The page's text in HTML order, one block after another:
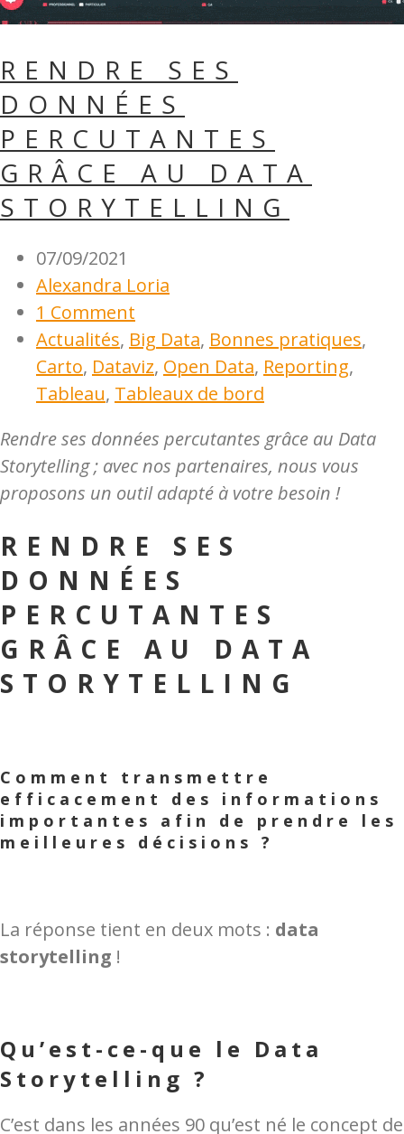
RENDRE SES
DONNÉES
PERCUTANTES
GRÂCE AU DATA
STORYTELLING
07/09/2021
Alexandra Loria
1 Comment
Actualités, Big Data, Bonnes pratiques,
Carto, Dataviz, Open Data, Reporting,
Tableau, Tableaux de bord
Rendre ses données percutantes grâce au Data
Storytelling ; avec nos partenaires, nous vous
proposons un outil adapté à votre besoin !
RENDRE SES
DONNÉES
PERCUTANTES
GRÂCE AU DATA
STORYTELLING
Comment transmettre
efficacement des informations
importantes afin de prendre les
meilleures décisions ?
La réponse tient en deux mots : data
storytelling !
Qu’est-ce-que le Data
Storytelling ?
C’est dans les années 90 qu’est né le concept de